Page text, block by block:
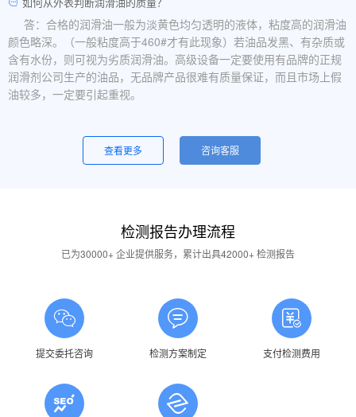
答：合格的润滑油一般为淡黄色均匀透明的液体，粘度高的润滑油
颜色略深。（一般粘度高于460#才有此现象）若油品发黑、有杂质或
含有水份，则可视为劣质润滑油。高级设备一定要使用有品牌的正规
润滑剂公司生产的油品，无品牌产品很难有质量保证，而且市场上假
油较多，一定要引起重视。
一般是润滑油质量问题，合格的润滑油使用中不应出现大量泡沫，
用户不应采用会产生泡沫的润滑油。还有一个可能的原因是混油可能
答：一般情况下油品发白是由于油箱进水后造成的，是乳化现象，
应避免水进入润滑油箱体或避免雨水进入已开封的油桶中。具体操作
润滑油的号数是什么意思？
答：根据ISO标准，工业润滑油按40℃ 温度条件下测定的粘度分
为若干个粘度等级，数据越大则粘度越高，因此润滑油的号数指其粘
润滑油粘度高是否说明润滑油质量好？
查看更多 咨询客服
检测报告办理流程
已为30000+ 企业提供服务，累计出具42000+ 检测报告
提交委托咨询 检测方案制定 支付检测费用